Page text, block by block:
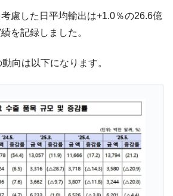
府「2035年までに18.4GW規模のAIデ
だから無理だってば。
府「ニセＫ-ブランドを通報しようキ
橋が落ちました」⇒ 耐久性「なさす
鋼最大手『POSCO』ズブズブ沈む。
慮した日平均輸出は+1.0％の26.6億
を記録しました。
向は以下になります。